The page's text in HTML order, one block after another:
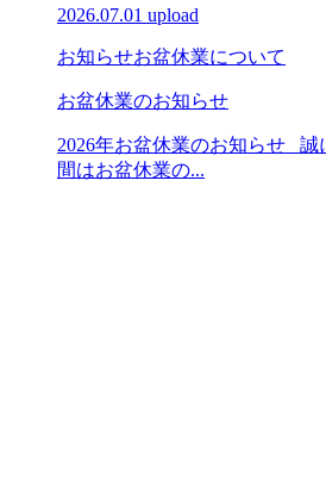
2026.07.01 upload
お知らせお盆休業について
お盆休業のお知らせ
2026年お盆休業のお知らせ 誠
間はお盆休業の...